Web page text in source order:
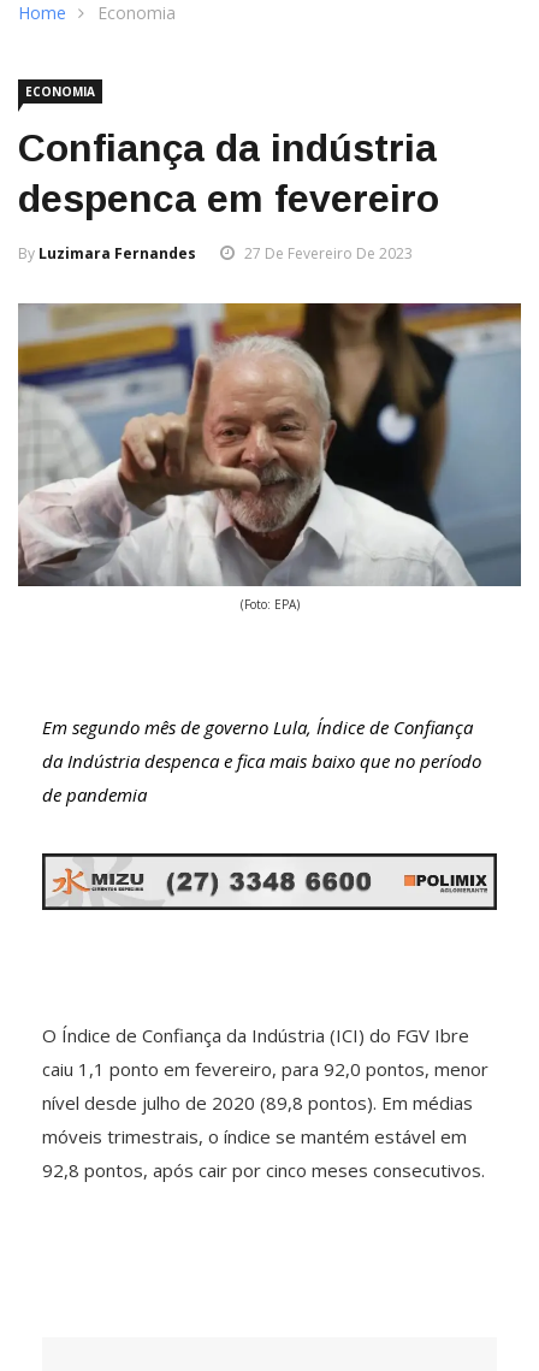
Home Economia
ECONOMIA
Confiança da indústria
despenca em fevereiro
By Luzimara Fernandes 27 De Fevereiro De 2023
(Foto: EPA)
Em segundo mês de governo Lula, Índice de Confiança
da Indústria despenca e fica mais baixo que no período
de pandemia
O Índice de Confiança da Indústria (ICI) do FGV Ibre
caiu 1,1 ponto em fevereiro, para 92,0 pontos, menor
nível desde julho de 2020 (89,8 pontos). Em médias
móveis trimestrais, o índice se mantém estável em
92,8 pontos, após cair por cinco meses consecutivos.